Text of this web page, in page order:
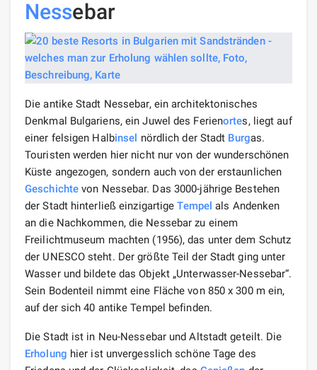
Nessebar
Die antike Stadt Nessebar, ein architektonisches
Denkmal Bulgariens, ein Juwel des Ferienortes, liegt auf
einer felsigen Halbinsel nördlich der Stadt Burgas.
Touristen werden hier nicht nur von der wunderschönen
Küste angezogen, sondern auch von der erstaunlichen
Geschichte von Nessebar. Das 3000-jährige Bestehen
der Stadt hinterließ einzigartigeTempel als Andenken
an die Nachkommen, die Nessebar zu einem
Freilichtmuseum machten (1956), das unter dem Schutz
der UNESCO steht. Der größte Teil der Stadt ging unter
Wasser und bildete das Objekt „Unterwasser-Nessebar“.
Sein Bodenteil nimmt eine Fläche von 850 x 300 m ein,
auf der sich 40 antike Tempel befinden.
Die Stadt ist in Neu-Nessebar und Altstadt geteilt. Die
Erholung hier ist unvergesslich schöne Tage des